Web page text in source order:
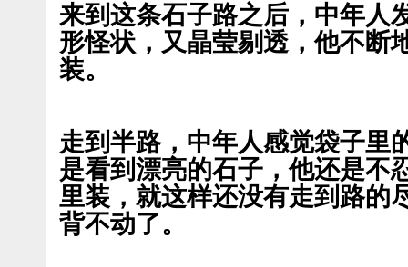
来到这条石子路之后，中年人
形怪状，又晶莹剔透，他不断
装。
走到半路，中年人感觉袋子里
是看到漂亮的石子，他还是不
里装，就这样还没有走到路的
背不动了。